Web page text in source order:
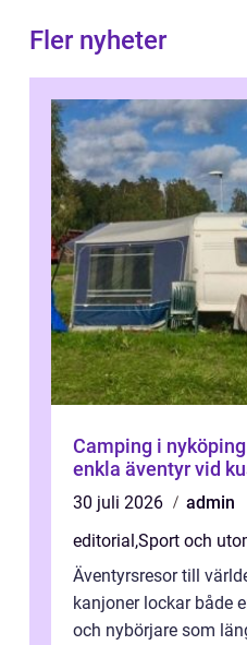
Fler nyheter
Camping i nyköping natur, skärgård och
enkla äventyr vid
30 juli 2026
admin
editorial,Sport och
Äventyrsresor till
kanjoner lockar både
och nybörjare som